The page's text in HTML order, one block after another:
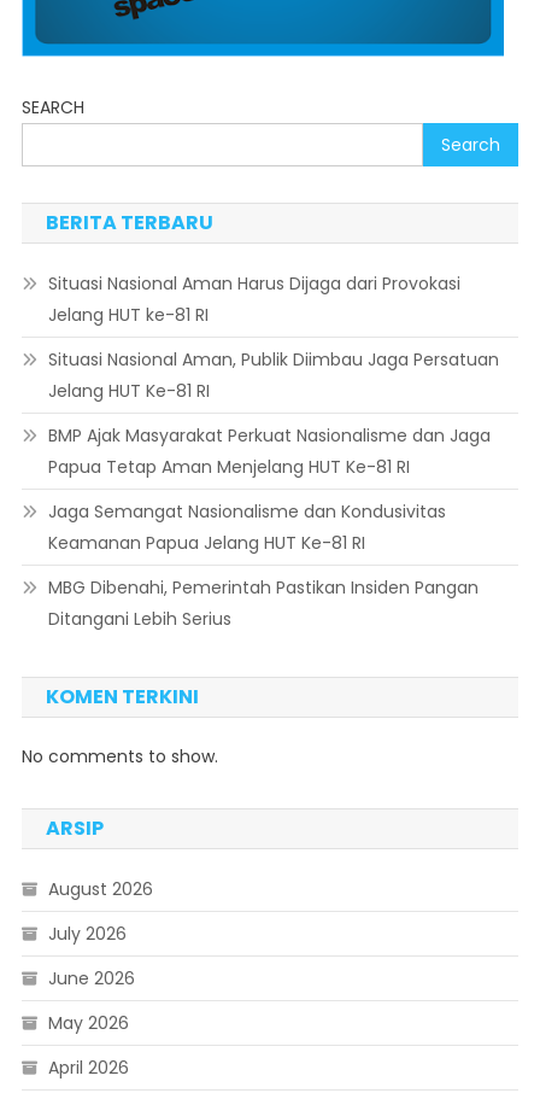
SEARCH
Search
BERITA TERBARU
Situasi Nasional Aman Harus Dijaga dari Provokasi
Jelang HUT ke-81 RI
Situasi Nasional Aman, Publik Diimbau Jaga Persatuan
Jelang HUT Ke-81 RI
BMP Ajak Masyarakat Perkuat Nasionalisme dan Jaga
Papua Tetap Aman Menjelang HUT Ke-81 RI
Jaga Semangat Nasionalisme dan Kondusivitas
Keamanan Papua Jelang HUT Ke-81 RI
MBG Dibenahi, Pemerintah Pastikan Insiden Pangan
Ditangani Lebih Serius
KOMEN TERKINI
No comments to show.
ARSIP
August 2026
July 2026
June 2026
May 2026
April 2026